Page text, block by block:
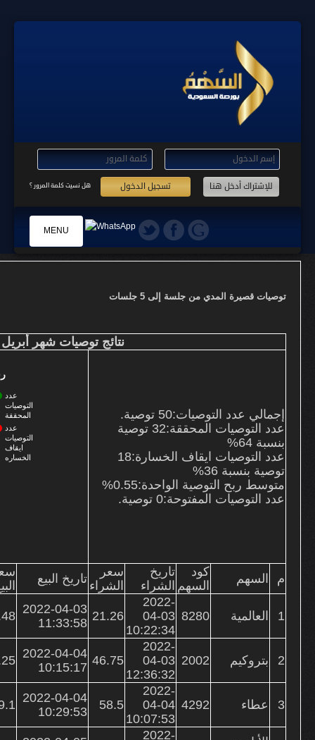
تسجيل الدخول هل نسيت كلمة المرور ؟
MENU
من نحن
توصيات قصيرة المدي من جلسة إلى 5 جلسات
نتائج توصيات شهر أبريل
إجمالي عدد التوصيات:50 توصية.
عدد التوصيات المحققة:32 توصية
بنسبة 64%
عدد التوصيات ايقاف الخسارة:18
توصية بنسبة 36%
متوسط ربح التوصية الواحدة:0.55%
عدد التوصيات المفتوحة:0 توصية.
عدد
التوصيات
المحققة
عدد
التوصيات
ايقاف
الخساره
م السهم
كود
السهم
تاريخ
الشراء
سعر
الشراء تاريخ البيع
1 العالمية 8280
2022-
04-03
10:22:34
21.26
2022-04-03
11:33:58
2 بتروكيم 2002
2022-
04-03
12:36:32
46.75
2022-04-04
10:15:17
3 عطاء 4292
2022-
04-04
10:07:53
58.5
2022-04-04
10:29:53
2022-